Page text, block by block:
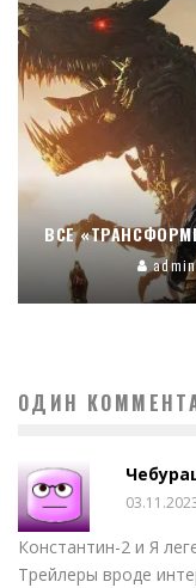
ВСЕ
admin
ОДИН
Константин-2 и Я
Трейлеры вроде